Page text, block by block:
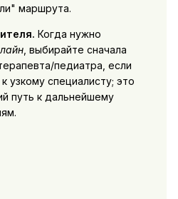
маршрута.
Когда нужно
, выбирайте сначала
педиатра, если
узкому специалисту; это
путь к дальнейшему